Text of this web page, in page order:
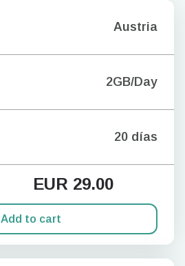
Austria
2GB/Day
20 días
EUR 29.00
Add to cart